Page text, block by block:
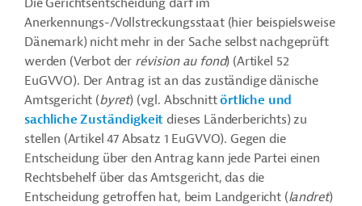
Die Gerichtsentscheidung darf im
Anerkennungs-/Vollstreckungsstaat (hier beispielsweise
Dänemark) nicht mehr in der Sache selbst nachgeprüft
werden (Verbot der révision au fond) (Artikel 52
EuGVVO). Der Antrag ist an das zuständige dänische
Amtsgericht (byret) (vgl. Abschnittörtliche und
sachliche Zuständigkeit dieses Länderberichts) zu
stellen (Artikel 47 Absatz 1 EuGVVO). Gegen die
Entscheidung über den Antrag kann jede Partei einen
Rechtsbehelf über das Amtsgericht, das die
Entscheidung getroffen hat, beim Landgericht (landret)